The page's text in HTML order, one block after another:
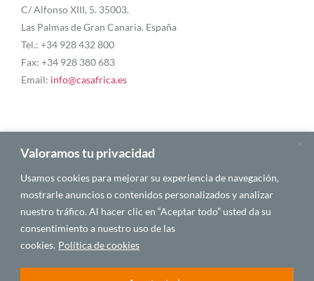
Valoramos tu privacidad
Usamos cookies para mejorar su experiencia de navegación,
mostrarle anuncios o contenidos personalizados y analizar
nuestro tráfico. Al hacer clic en “Aceptar todo” usted da su
consentimiento a nuestro uso de las
cookies. Política de cookies
C/ Alfonso XIII, 5. 35003.
Las Palmas de Gran Canaria. España
Tel.: +34 928 432 800
Fax: +34 928 380 683
Email: info@casafrica.es
Blog
Quiénes somos
Autores
Español